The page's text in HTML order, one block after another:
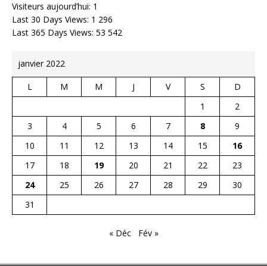
Visiteurs aujourd’hui: 1
Last 30 Days Views: 1 296
Last 365 Days Views: 53 542
janvier 2022
L M M J V S
D
1
2
3
4 5 6 7 8
9
10
11 12 13 14 15
16
17
18 19 20 21 22
23
24
25 26 27 28 29
30
31
« Déc Fév »